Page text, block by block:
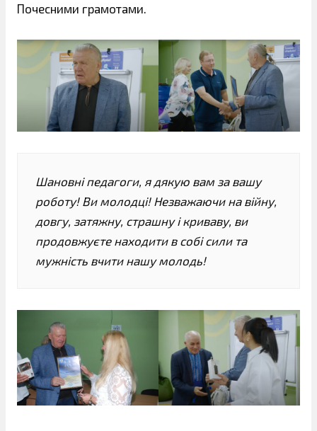
Почесними грамотами.
Шановні педагоги, я дякую вам за вашу
роботу! Ви молодці! Незважаючи на війну,
довгу, затяжну, страшну і криваву, ви
продовжуєте находити в собі сили та
мужність вчити нашу молодь!